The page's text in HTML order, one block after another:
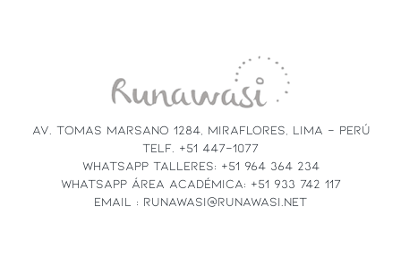
BLANK.AV. TOMAS MARSANO 1284, MIRAFLORES, LIMA - PERÚ
TELF. +51 447-1077
WHATSAPP TALLERES: +51 964 364 234
WHATSAPP ÁREA ACADÉMICA: +51 933 742 117
EMAIL : RUNAWASI@RUNAWASI.NET